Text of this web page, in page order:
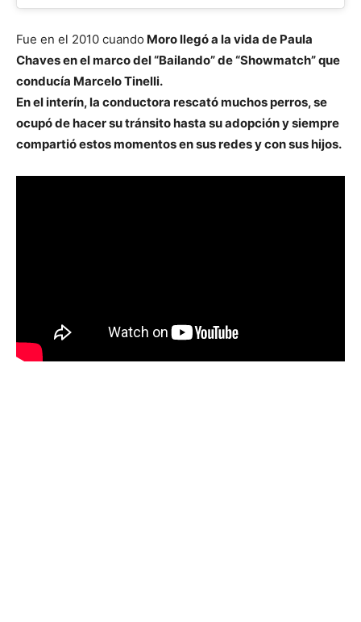
Fue en el 2010 cuando Moro llegó a la vida de Paula
Chaves en el marco del “Bailando” de “Showmatch” que
conducía Marcelo Tinelli.
En el interín, la conductora rescató muchos perros, se
ocupó de hacer su tránsito hasta su adopción y siempre
compartió estos momentos en sus redes y con sus hijos.